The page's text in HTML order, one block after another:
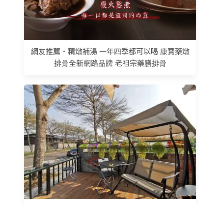
網友推薦 • 精燉補湯 一年四季都可以喝 康寶藥燉
排骨全新網路品牌 老祖宗藥膳排骨